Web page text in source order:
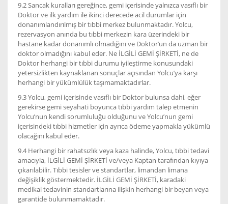
9.2 Sancak kuralları gereğince, gemi içerisinde yalnızca vasıflı bir
Doktor ve ilk yardım ile ikinci derecede acil durumlar için
donanımlandırılmış bir tıbbi merkez bulunmaktadır. Yolcu,
rezervasyon anında bu tıbbi merkezin kara üzerindeki bir
hastane kadar donanımlı olmadığını ve Doktor’un da uzman bir
doktor olmadığını kabul eder. Ne İLGİLİ GEMİ ŞİRKETİ, ne de
Doktor herhangi bir tıbbi durumu iyileştirme konusundaki
yetersizlikten kaynaklanan sonuçlar açısından Yolcu’ya karşı
herhangi bir yükümlülük taşımamaktadırlar.
9.3 Yolcu, gemi içerisinde vasıflı bir Doktor bulunsa dahi, eğer
gerekirse gemi seyahati boyunca tıbbi yardım talep etmenin
Yolcu’nun kendi sorumluluğu olduğunu ve Yolcu’nun gemi
içerisindeki tıbbi hizmetler için ayrıca ödeme yapmakla yükümlü
olacağını kabul eder.
9.4 Herhangi bir rahatsızlık veya kaza halinde, Yolcu, tıbbi tedavi
amacıyla, İLGİLİ GEMİ ŞİRKETİ ve/veya Kaptan tarafından kıyıya
çıkarılabilir. Tıbbi tesisler ve standartlar, limandan limana
değişiklik göstermektedir. İLGİLİ GEMİ ŞİRKETİ, karadaki
medikal tedavinin standartlarına ilişkin herhangi bir beyan veya
garantide bulunmamaktadır.